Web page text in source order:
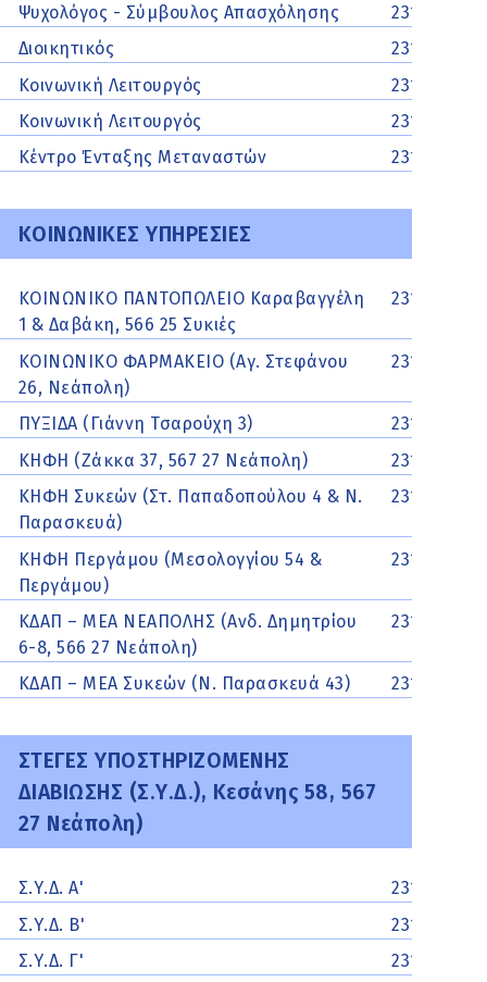
Ψυχολόγος - Σύμβουλος Απασχόλησης
2313313164
Διοικητικός
2313313168
Κοινωνική Λειτουργός
2313313180
Κοινωνική Λειτουργός
2313313117
Κέντρο Ένταξης Μεταναστών
ΚΟΙΝΩΝΙΚΕΣ ΥΠΗΡΕΣΙΕΣ
ΚΟΙΝΩΝΙΚΟ ΠΑΝΤΟΠΩΛΕΙΟ Καραβαγγέλη
1 & Δαβάκη, 566 25 Συκιές
2310620033
ΚΟΙΝΩΝΙΚΟ ΦΑΡΜΑΚΕΙΟ (Αγ. Στεφάνου
26, Νεάπολη)
2310514706
ΠΥΞΙΔΑ (Γιάννη Τσαρούχη 3)
ΚΗΦΗ (Ζάκκα 37, 567 27 Νεάπολη)
2310566537
ΚΗΦΗ Συκεών (Στ. Παπαδοπούλου 4 & Ν.
Παρασκευά)
2310621676
ΚΗΦΗ Περγάμου (Μεσολογγίου 54 &
Περγάμου)
ΚΔΑΠ – ΜΕΑ ΝΕΑΠΟΛΗΣ (Ανδ. Δημητρίου
6-8, 566 27 Νεάπολη)
2310538189
ΚΔΑΠ – ΜΕΑ Συκεών (Ν. Παρασκευά 43) 2310622441
ΣΤΕΓΕΣ ΥΠΟΣΤΗΡΙΖΟΜΕΝΗΣ
ΔΙΑΒΙΩΣΗΣ (Σ.Υ.Δ.), Κεσάνης 58, 567
27 Νεάπολη)
Σ.Υ.Δ. Α'
2310625362
Σ.Υ.Δ. Β'
2310626383
Σ.Υ.Δ. Γ'
2310621004